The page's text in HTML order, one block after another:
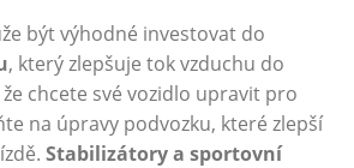
být výhodné investovat do
, který zlepšuje tok vzduchu do
chcete své vozidlo upravit pro
na úpravy podvozku, které zlepší
Stabilizátory a sportovní